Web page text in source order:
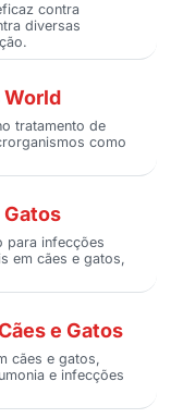
contra
diversas
World
tratamento de
como
Gatos
para infecções
em cães e gatos,
e Gatos
cães e gatos,
e infecções